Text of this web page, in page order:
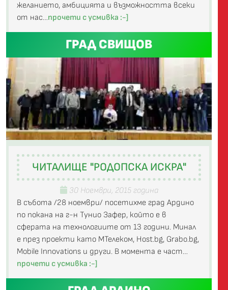
желанието, амбицията и възможността всеки
от нас…прочети с усмивка :-]
ГРАД СВИЩОВ
ЧИТАЛИЩЕ "РОДОПСКА ИСКРА"
30 Ноември, 2015 година
В събота /28 ноември/ посетихме град Ардино
по покана на г-н Тунио Зафер, който е в
сферата на технологиите от 13 години. Минал
е през проекти като МТелеком, Host.bg, Grabo.bg,
Mobile Innovations и други. В момента е част…
прочети с усмивка :-]